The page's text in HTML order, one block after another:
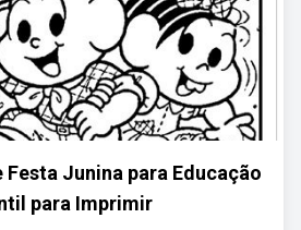
Junina para Educação
para Imprimir